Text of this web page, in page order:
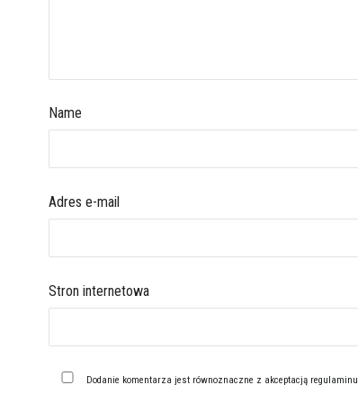
Name
Adres e-mail
Stron internetowa
Dodanie komentarza jest równoznaczne z akceptacją regulaminu